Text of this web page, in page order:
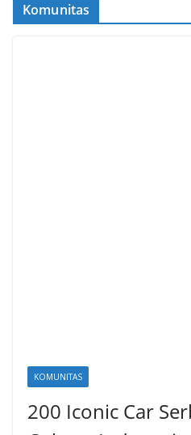
Komunitas
KOMUNITAS
200 Iconic Car